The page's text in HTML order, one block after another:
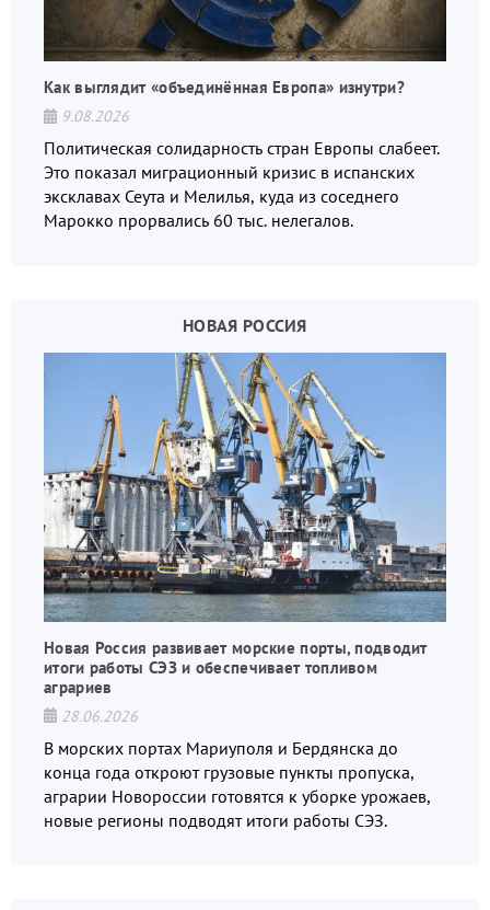
Как выглядит «объединённая Европа» изнутри?
9.08.2026
Политическая солидарность стран Европы слабеет.
Это показал миграционный кризис в испанских
эксклавах Сеута и Мелилья, куда из соседнего
Марокко прорвались 60 тыс. нелегалов.
НОВАЯ РОССИЯ
Новая Россия развивает морские порты, подводит
итоги работы СЭЗ и обеспечивает топливом
аграриев
28.06.2026
В морских портах Мариуполя и Бердянска до
конца года откроют грузовые пункты пропуска,
аграрии Новороссии готовятся к уборке урожаев,
новые регионы подводят итоги работы СЭЗ.